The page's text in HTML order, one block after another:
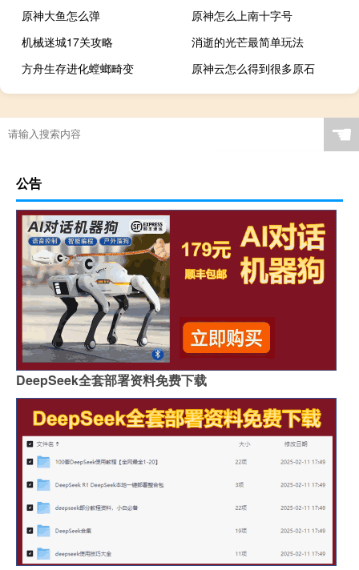
原神大鱼怎么弹
原神怎么上南十字号
机械迷城17关攻略
消逝的光芒最简单玩法
方舟生存进化螳螂畸变
原神云怎么得到很多原石
☚
公告
DeepSeek全套部署资料免费下载